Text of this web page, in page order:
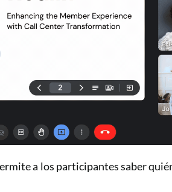
a los participantes saber